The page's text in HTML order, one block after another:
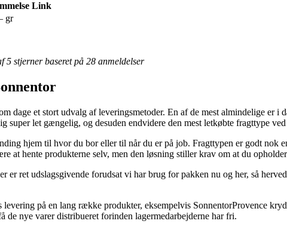
Link
gr
5 stjerner baseret på 28 anmeldelser
dage et stort udvalg af leveringsmetoder. En af de mest almindelige er
super let gængelig, og desuden endvidere den mest letkøbte fragttype
hjem til hvor du bor eller til når du er på job. Fragttypen er godt
at hente produkterne selv, men den løsning stiller krav om at du
er ret udslagsgivende forudsat vi har brug for pakken nu og her, så
levering på en lang række produkter, eksempelvis SonnentorProvence
de nye varer distribueret forinden lagermedarbejderne har fri.